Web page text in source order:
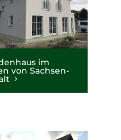
im
von Sachsen-